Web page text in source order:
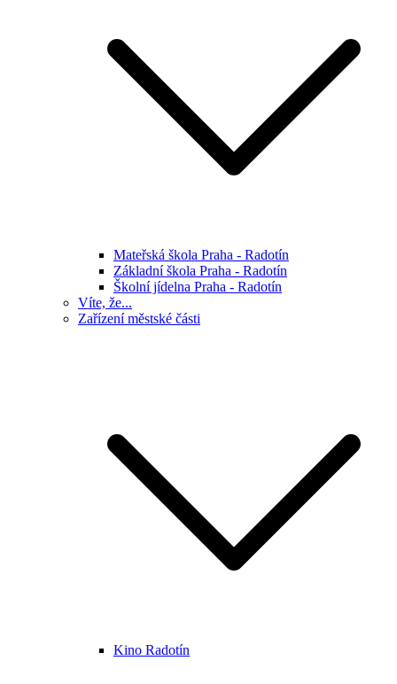
Mateřská škola Praha - Radotín
Základní škola Praha - Radotín
Školní jídelna Praha - Radotín
Víte, že...
Zařízení městské části
Kino Radotín